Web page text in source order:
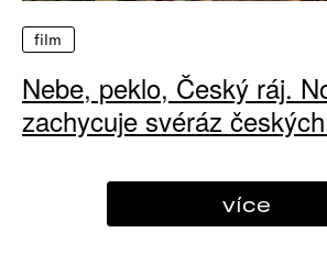
film
Nebe, peklo, Český ráj.
zachycuje svéráz
více